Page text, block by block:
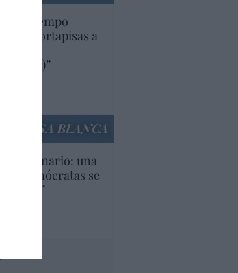
tiempo
y cortapisas a
LA CASA BLANCA
escenario: una
demócratas se